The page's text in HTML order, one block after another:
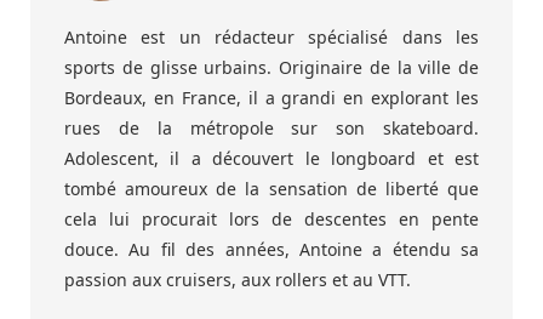
Antoine est un rédacteur spécialisé dans les
sports de glisse urbains. Originaire de la ville de
Bordeaux, en France, il a grandi en explorant les
rues de la métropole sur son skateboard.
Adolescent, il a découvert le longboard et est
tombé amoureux de la sensation de liberté que
cela lui procurait lors de descentes en pente
douce. Au fil des années, Antoine a étendu sa
passion aux cruisers, aux rollers et au VTT.